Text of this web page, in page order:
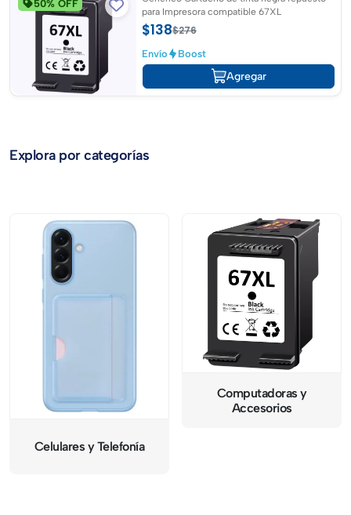
50% OFF
para Impresora compatible 67XL
$138$276
Envío Boost
Agregar
Explora por categorías
Celulares y Telefonía
Computadoras y
Accesorios